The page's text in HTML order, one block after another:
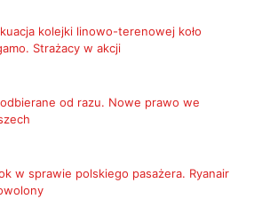
kolejki linowo-terenowej koło
Strażacy w akcji
od razu. Nowe prawo we
w sprawie polskiego pasażera. Ryanair